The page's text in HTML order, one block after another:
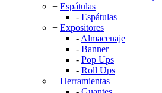
+ Espátulas
- Espátulas
+ Expositores
- Almacenaje
- Banner
- Pop Ups
- Roll Ups
+ Herramientas